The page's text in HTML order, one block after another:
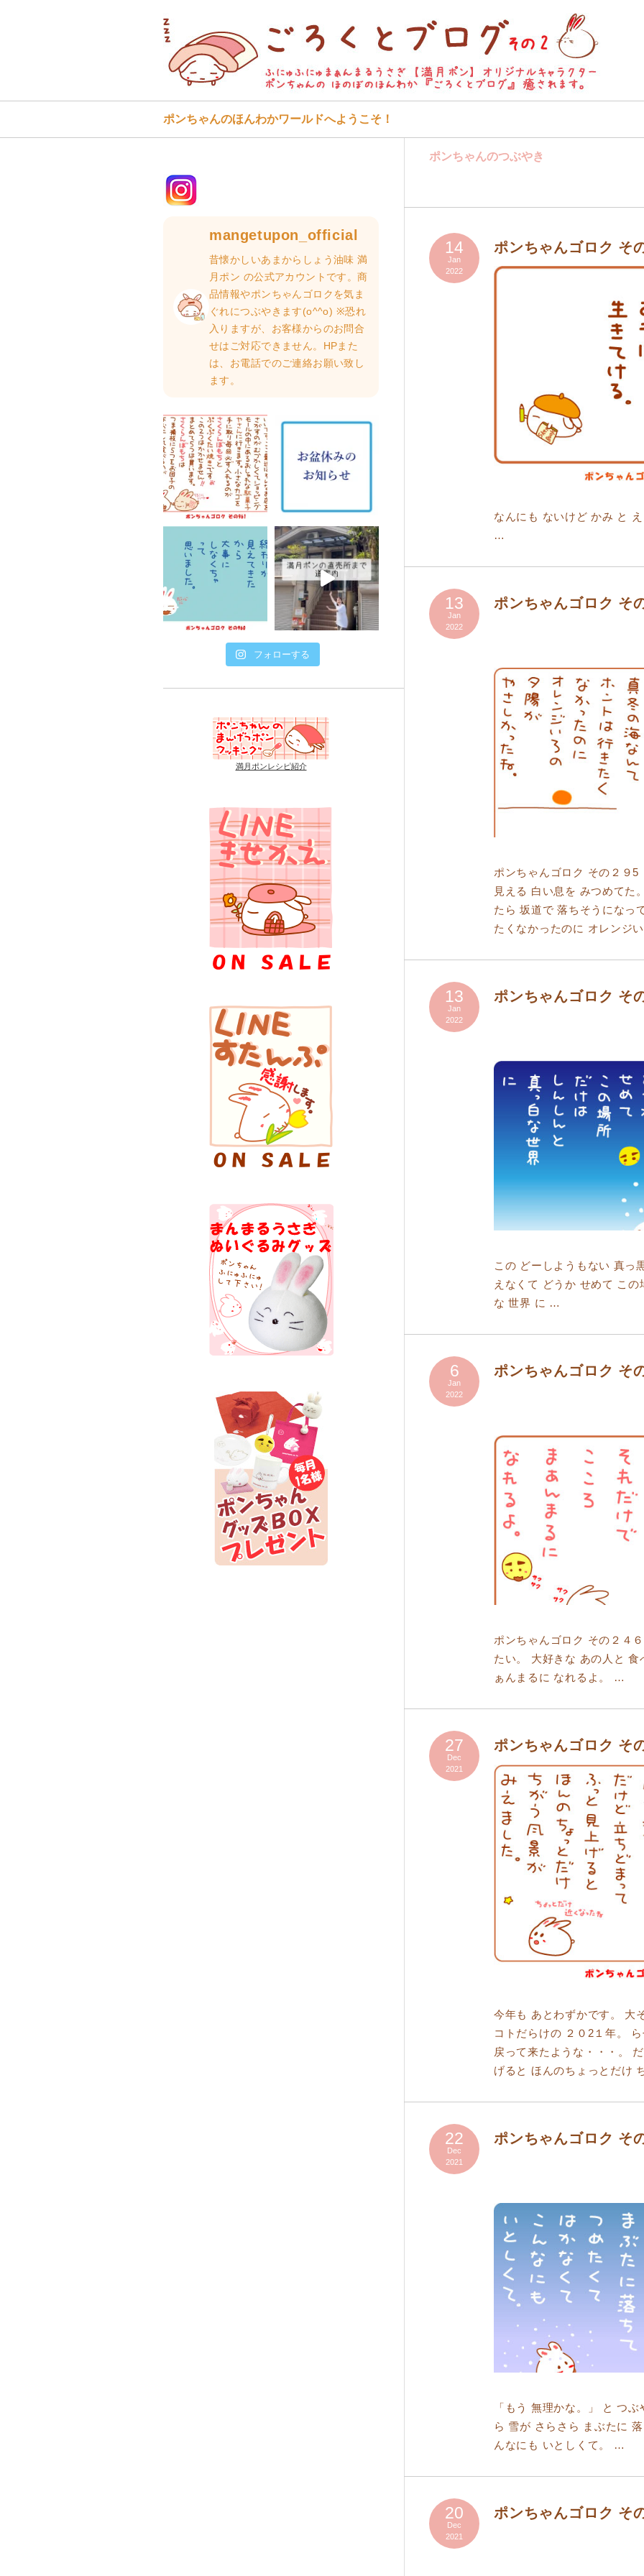
ポンちゃんのほんわかワールドへようこそ！
ポンちゃんのつぶやき
14
Jan
2022
ポンちゃんゴロク そ
なんにも ないけど かみ と
…
13
Jan
2022
ポンちゃんゴロク そ
ポンちゃんゴロク その２９
見える 白い息を みつめてた
たら 坂道で 落ちそうになっ
たくなかったのに オレンジ
13
Jan
2022
ポンちゃんゴロク そ
この どーしようもない 真っ
えなくて どうか せめて こ
な 世界 に …
6
Jan
2022
ポンちゃんゴロク そ
ポンちゃんゴロク その２４
たい。 大好きな あの人と
ぁんまるに なれるよ。 …
27
Dec
2021
ポンちゃんゴロク そ
今年も あとわずかです。 大
コトだらけの ２０2１年。
戻って来たような・・・。
げると ほんのちょっとだけ
22
Dec
2021
ポンちゃんゴロク そ
「もう 無理かな。」 と つ
ら 雪が さらさら まぶたに
んなにも いとしくて。 …
20
Dec
2021
ポンちゃんゴロク そ
mangetupon_official
昔懐かしいあまからしょう油味 満
月ポン の公式アカウントです。商
品情報やポンちゃんゴロクを気ま
ぐれにつぶやきます(o^^o) ※恐れ
入りますが、お客様からのお問合
せはご対応できません。HPまた
は、お電話でのご連絡お願い致し
ます。
フォローする
満月ポンレシピ紹介